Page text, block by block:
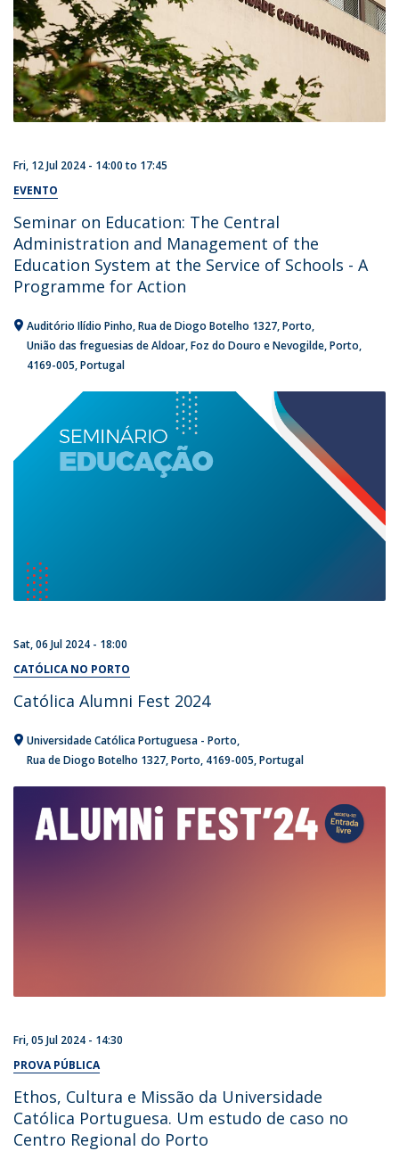
Fri, 12 Jul 2024 - 14:00to 17:45
EVENTO
Seminar on Education: The Central
Administration and Management of the
Education System at the Service of Schools - A
Programme for Action
Auditório Ilídio Pinho Rua de Diogo Botelho 1327 Porto
União das freguesias de Aldoar, Foz do Douro e Nevogilde, Porto
4169-005 Portugal
Sat, 06 Jul 2024 - 18:00
CATÓLICA NO PORTO
Católica Alumni Fest 2024
Universidade Católica Portuguesa - Porto
Rua de Diogo Botelho 1327 Porto 4169-005 Portugal
Fri, 05 Jul 2024 - 14:30
PROVA PÚBLICA
Ethos, Cultura e Missão da Universidade
Católica Portuguesa. Um estudo de caso no
Centro Regional do Porto